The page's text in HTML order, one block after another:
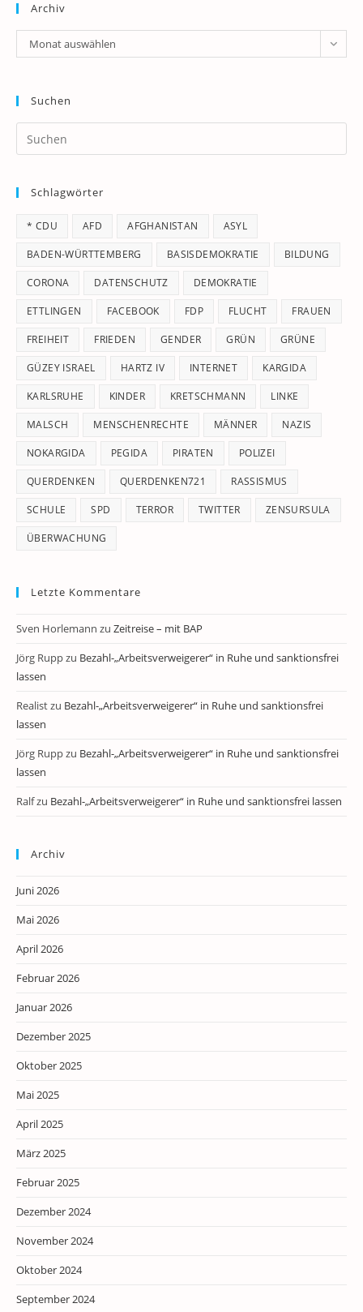
Archiv
Archiv
Monat auswählen
Suchen
Schlagwörter
* CDU AFD AFGHANISTAN ASYL
BADEN-WÜRTTEMBERG BASISDEMOKRATIE BILDUNG
CORONA DATENSCHUTZ DEMOKRATIE
ETTLINGEN FACEBOOK FDP FLUCHT FRAUEN
FREIHEIT FRIEDEN GENDER GRÜN GRÜNE
GÜZEY ISRAEL HARTZ IV INTERNET KARGIDA
KARLSRUHE KINDER KRETSCHMANN LINKE
MALSCH MENSCHENRECHTE MÄNNER NAZIS
NOKARGIDA PEGIDA PIRATEN POLIZEI
QUERDENKEN QUERDENKEN721 RASSISMUS
SCHULE SPD TERROR TWITTER ZENSURSULA
ÜBERWACHUNG
Letzte Kommentare
Sven Horlemann zu Zeitreise – mit BAP
Jörg Ruppzu Bezahl-„Arbeitsverweigerer“ in Ruhe und sanktionsfrei
lassen
Realistzu Bezahl-„Arbeitsverweigerer“ in Ruhe und sanktionsfrei
lassen
Jörg Ruppzu Bezahl-„Arbeitsverweigerer“ in Ruhe und sanktionsfrei
lassen
Ralfzu Bezahl-„Arbeitsverweigerer“ in Ruhe und sanktionsfrei lassen
Archiv
Juni 2026
Mai 2026
April 2026
Februar 2026
Januar 2026
Dezember 2025
Oktober 2025
Mai 2025
April 2025
März 2025
Februar 2025
Dezember 2024
November 2024
Oktober 2024
September 2024